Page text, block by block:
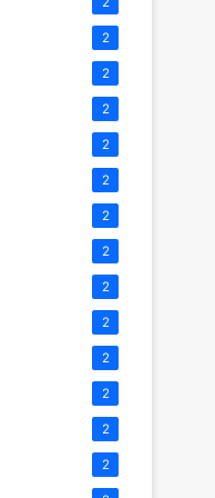
2
2
2
2
2
2
2
2
2
2
2
2
2